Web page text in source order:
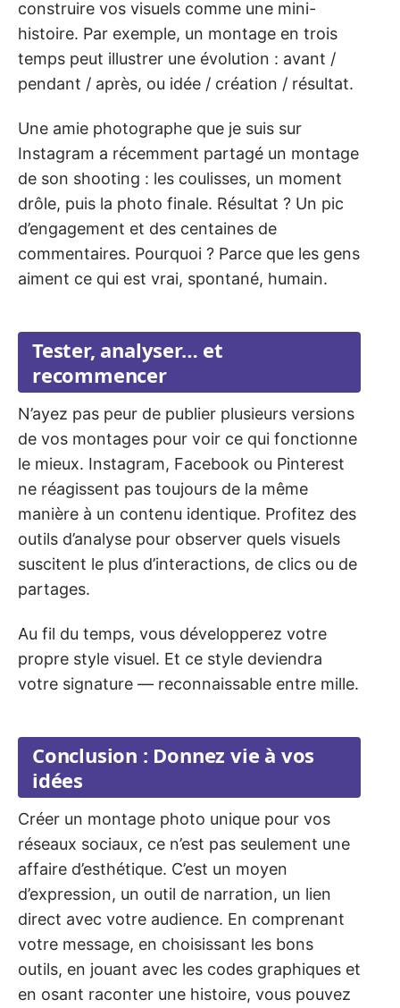
construire vos visuels comme une mini-
histoire. Par exemple, un montage en trois
temps peut illustrer une évolution : avant /
pendant / après, ou idée / création / résultat.
Une amie photographe que je suis sur
Instagram a récemment partagé un montage
de son shooting : les coulisses, un moment
drôle, puis la photo finale. Résultat ? Un pic
d’engagement et des centaines de
commentaires. Pourquoi ? Parce que les gens
aiment ce qui est vrai, spontané, humain.
Tester, analyser… et
recommencer
N’ayez pas peur de publier plusieurs versions
de vos montages pour voir ce qui fonctionne
le mieux. Instagram, Facebook ou Pinterest
ne réagissent pas toujours de la même
manière à un contenu identique. Profitez des
outils d’analyse pour observer quels visuels
suscitent le plus d’interactions, de clics ou de
partages.
Au fil du temps, vous développerez votre
propre style visuel. Et ce style deviendra
votre signature — reconnaissable entre mille.
Conclusion : Donnez vie à vos
idées
Créer un montage photo unique pour vos
réseaux sociaux, ce n’est pas seulement une
affaire d’esthétique. C’est un moyen
d’expression, un outil de narration, un lien
direct avec votre audience. En comprenant
votre message, en choisissant les bons
outils, en jouant avec les codes graphiques et
en osant raconter une histoire, vous pouvez